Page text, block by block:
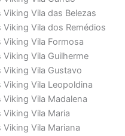
Vila das Belezas
Vila dos Remédios
Vila Formosa
Vila Guilherme
Vila Gustavo
Vila Leopoldina
Vila Madalena
Vila Maria
Vila Mariana